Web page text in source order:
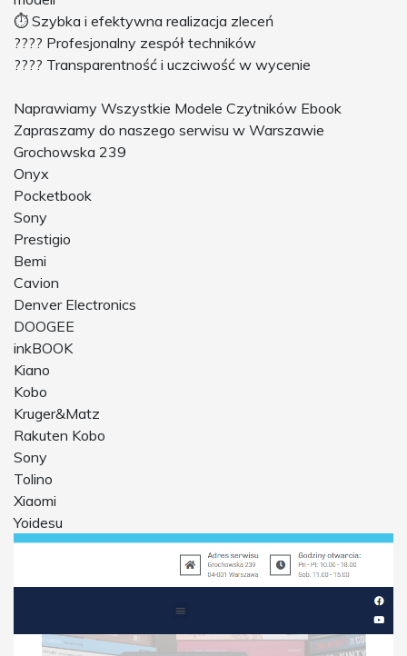
⏱ Szybka i efektywna realizacja zleceń
???? Profesjonalny zespół techników
???? Transparentność i uczciwość w wycenie
Naprawiamy Wszystkie Modele Czytników Ebook
Zapraszamy do naszego serwisu w Warszawie
Grochowska 239
Onyx
Pocketbook
Sony
Prestigio
Bemi
Cavion
Denver Electronics
DOOGEE
inkBOOK
Kiano
Kobo
Kruger&Matz
Rakuten Kobo
Sony
Tolino
Xiaomi
Yoidesu